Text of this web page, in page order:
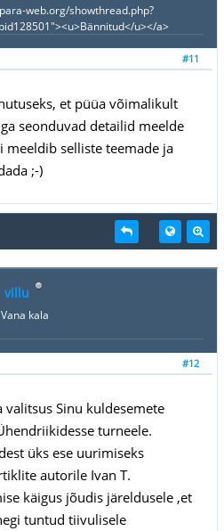
web.org/showthread.php?
u></a>
#11
et püüa võimalikult
seonduvad detailid meelde
selliste teemade ja
;-)
villu
Vana kala
#12
Sinu kuldesemete
turneele.
üks ese uurimiseks
autorile Ivan T.
käigus jõudis järeldusele ,et
tuntud tiivulisele